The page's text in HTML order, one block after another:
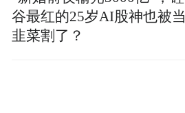
谷最红的25岁AI股神也被当
韭菜割了？